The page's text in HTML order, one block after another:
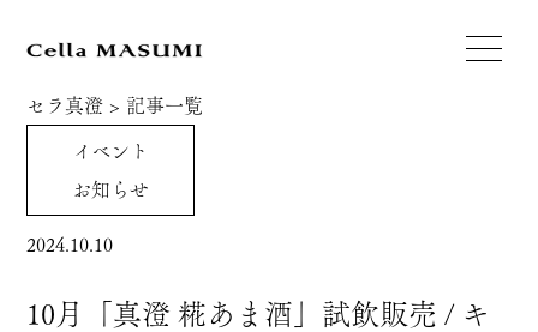
セラ真澄 > 記事一覧
イベント
お知らせ
2024.10.10
10月「真澄 糀あま酒」試飲販売 / キ